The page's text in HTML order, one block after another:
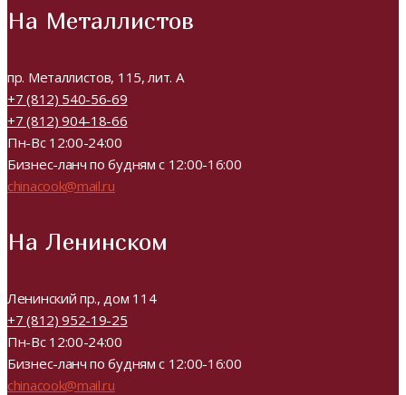
На Металлистов
пр. Металлистов, 115, лит. А
+7 (812) 540-56-69
+7 (812) 904-18-66
Пн-Вс 12:00-24:00
Бизнес-ланч по будням с 12:00-16:00
chinacook@mail.ru
На Ленинском
Ленинский пр., дом 114
+7 (812) 952-19-25
Пн-Вс 12:00-24:00
Бизнес-ланч по будням с 12:00-16:00
chinacook@mail.ru